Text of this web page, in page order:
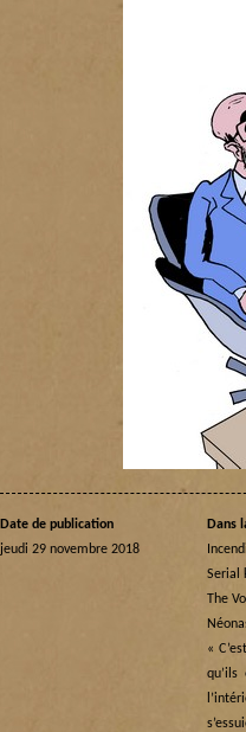
Date de publication
jeudi 29 novembre 2018
Dans
Serial
The
«